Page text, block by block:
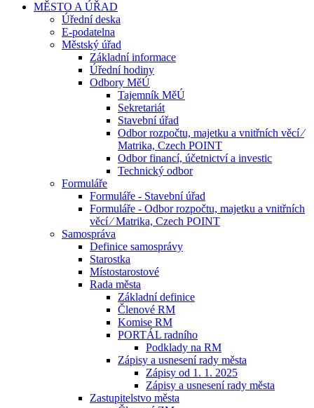
MĚSTO A ÚŘAD
Úřední deska
E-podatelna
Městský úřad
Základní informace
Úřední hodiny
Odbory MěÚ
Tajemník MěÚ
Sekretariát
Stavební úřad
Odbor rozpočtu, majetku a vnitřních věcí ⁄
Matrika, Czech POINT
Odbor financí, účetnictví a investic
Technický odbor
Formuláře
Formuláře - Stavební úřad
Formuláře - Odbor rozpočtu, majetku a vnitřních
věcí ⁄ Matrika, Czech POINT
Samospráva
Definice samosprávy
Starostka
Místostarostové
Rada města
Základní definice
Členové RM
Komise RM
PORTÁL radního
Podklady na RM
Zápisy a usnesení rady města
Zápisy od 1. 1. 2025
Zápisy a usnesení rady města
Zastupitelstvo města